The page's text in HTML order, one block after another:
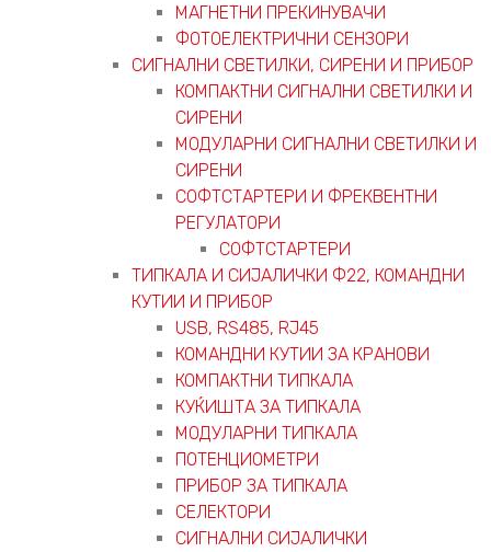
МАГНЕТНИ ПРЕКИНУВАЧИ
ФОТОЕЛЕКТРИЧНИ СЕНЗОРИ
СИГНАЛНИ СВЕТИЛКИ, СИРЕНИ И ПРИБОР
КОМПАКТНИ СИГНАЛНИ СВЕТИЛКИ И
СИРЕНИ
МОДУЛАРНИ СИГНАЛНИ СВЕТИЛКИ И
СИРЕНИ
СОФТСТАРТЕРИ И ФРЕКВЕНТНИ
РЕГУЛАТОРИ
СОФТСТАРТЕРИ
ТИПКАЛА И СИЈАЛИЧКИ Ф22, КОМАНДНИ
КУТИИ И ПРИБОР
USB, RS485, RJ45
КОМАНДНИ КУТИИ ЗА КРАНОВИ
КОМПАКТНИ ТИПКАЛА
КУЌИШТА ЗА ТИПКАЛА
МОДУЛАРНИ ТИПКАЛА
ПОТЕНЦИОМЕТРИ
ПРИБОР ЗА ТИПКАЛА
СЕЛЕКТОРИ
СИГНАЛНИ СИЈАЛИЧКИ